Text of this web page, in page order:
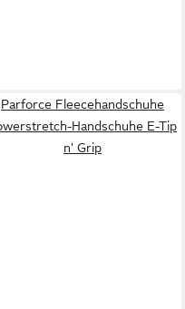
Parforce Fleecehandschuhe
Handschuhe E-Tip
n' Grip